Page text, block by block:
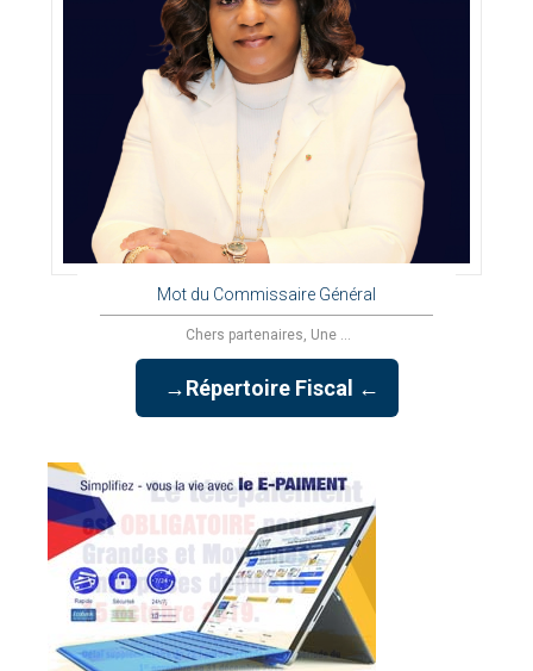
Mot du Commissaire Général
Chers partenaires, Une ...
→Répertoire Fiscal ←